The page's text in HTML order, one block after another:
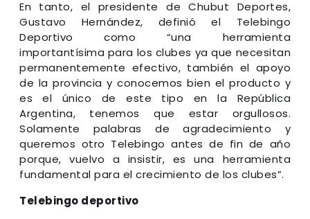
En tanto, el presidente de Chubut Deportes,
Gustavo Hernández, definió el Telebingo
Deportivo como “una herramienta
importantísima para los clubes ya que necesitan
permanentemente efectivo, también el apoyo
de la provincia y conocemos bien el producto y
es el único de este tipo en la República
Argentina, tenemos que estar orgullosos.
Solamente palabras de agradecimiento y
queremos otro Telebingo antes de fin de año
porque, vuelvo a insistir, es una herramienta
fundamental para el crecimiento de los clubes”.
Telebingo deportivo